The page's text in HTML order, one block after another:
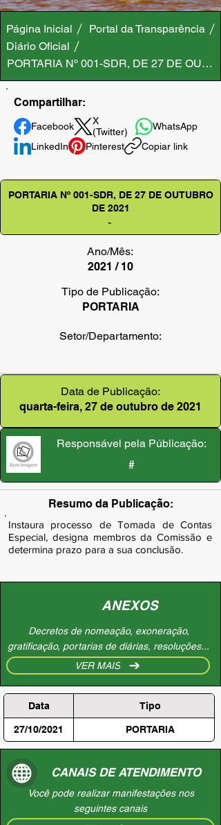
Página Inicial
Portal da Transparência
Diário Oficial
PORTARIA Nº 001-SDR, DE 27 DE
Compartilhar:
Facebook
X
(Twitter)
WhatsApp
LinkedIn
Pinterest Copiar link
PORTARIA Nº 001-SDR, DE 27 DE OUTUBRO
DE 2021
-
Ano/Mês:
2021 / 10
Tipo de Publicação:
PORTARIA
Setor/Departamento:
Data de Publicação:
quarta-feira, 27 de outubro de 2021
Responsável pela Públicação:
#
Resumo da Publicação:
Instaura processo de Tomada de Contas
Especial, designa membros da Comissão e
determina prazo para a sua conclusão.
ANEXOS
Decretos de nomeação, exoneração,
gratificação, portarias de diárias, resoluções...
VER MAIS
Data Tipo
27/10/2021 PORTARIA
CANAIS DE ATENDIMENTO
Você pode realizar manifestações nos
seguintes canais